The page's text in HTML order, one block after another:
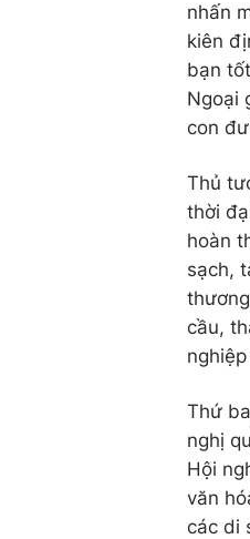
nhấn
kiên
bạn
Ngoại
con
Thủ
thời
hoàn
sạch,
cầu,
Thứ
nghị
Hội
văn
các di